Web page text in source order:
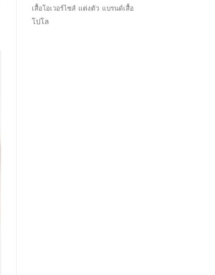
เสื้อโอเวอร์ไซส์ แต่งตัว แบรนด์เสื้อ
โปโล